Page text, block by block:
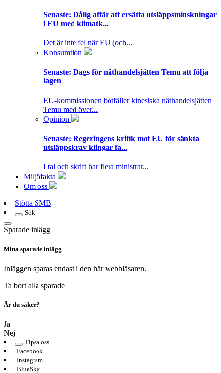
Senaste: Dålig affär att ersätta utsläppsminskningar
i EU med klimatk...
Det är inte fel när EU (och...
Konsumtion
Senaste: Dags för näthandelsjätten Temu att följa
lagen
EU-kommissionen bötfäller kinesiska näthandelsjätten
Temu med över...
Opinion
Senaste: Regeringens kritik mot EU för sänkta
utsläppskrav klingar fa...
I tal och skrift har flera ministrar...
Miljöfakta
Om oss
Stötta SMB
Sök
Sparade inlägg
Mina sparade inlägg
Inläggen sparas endast i den här webbläsaren.
Ta bort alla sparade
Är du säker?
Ja
Nej
Tipsa oss
Facebook
Instagram
BlueSky